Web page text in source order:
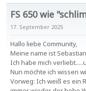
FS 650 wie
17. September 2025
Hallo liebe Community,
Meine name ist
Ich habe mich
Nun möchte ich wissen
Vorweg: Ich weiß es ein